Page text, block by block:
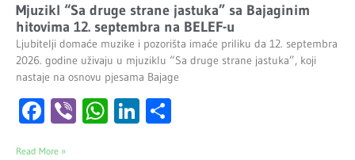
Mjuzikl “Sa druge strane jastuka” sa Bajaginim
hitovima 12. septembra na BELEF-u
Ljubitelji domaće muzike i pozorišta imaće priliku da 12. septembra
2026. godine uživaju u mjuziklu “Sa druge strane jastuka”, koji
nastaje na osnovu pjesama Bajage
Facebook
ViberWhatsApp
LinkedIn
Read More »